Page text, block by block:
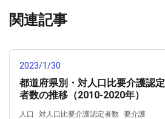
関連記事
2023/1/30
人口 対人口比要介護認定者数 要介護
都道府県別・対人口比要介護認定
者数の推移（2010-2020年）